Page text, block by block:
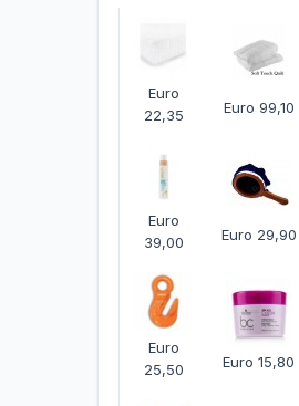
Euro
22,35
Euro 99,10
Euro
39,00
Euro 29,90
Euro
25,50
Euro 15,80